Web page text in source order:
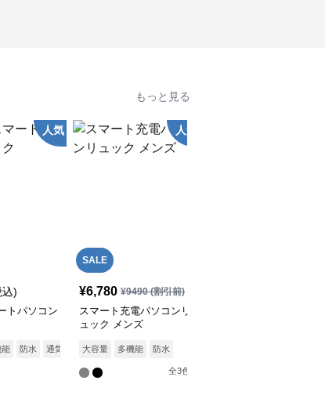
もっと見る
人気
)
トパソコン
能 防水 通気性
SALE
人気
¥6,780 ¥9490(割引前)
スマート充電パソコンリ
ュック メンズ
大容量 多機能 防水
全3色